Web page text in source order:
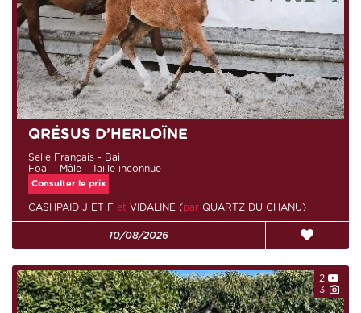
QRÉSUS D’HERLOÏNE
Selle Français - Bai
Foal - Mâle - Taille inconnue
Consulter le prix
CASHPAID J ET F et VIDALINE (par QUARTZ DU CHANU)
10/08/2026
2
3